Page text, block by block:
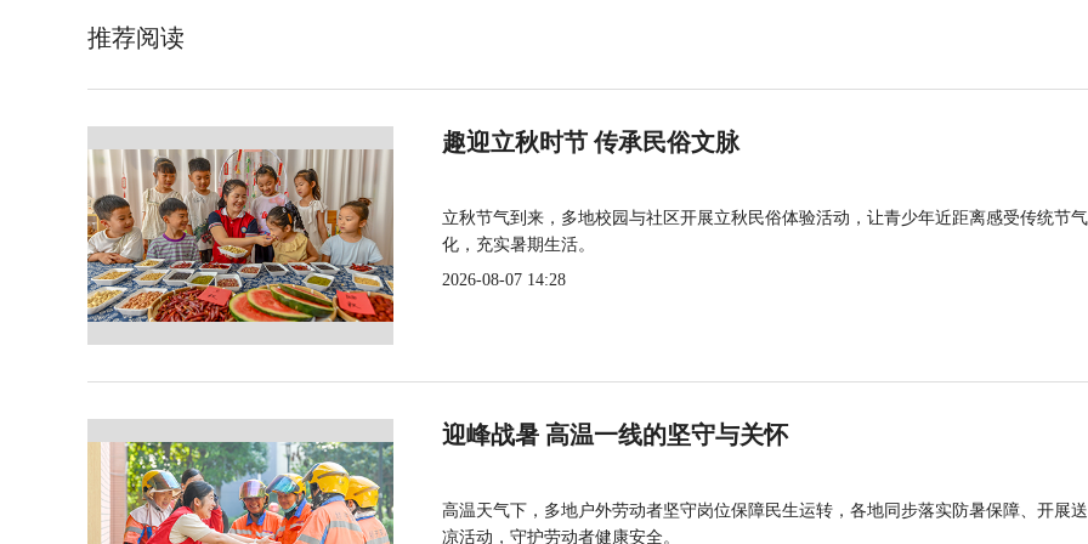
推荐阅读
趣迎立秋时节 传承民俗文脉
立秋节气到来，多地校园与社区开展立秋民俗体验活动，让青少年近距离感受传统节
化，充实暑期生活。
2026-08-07 14:28
迎峰战暑 高温一线的坚守与关怀
高温天气下，多地户外劳动者坚守岗位保障民生运转，各地同步落实防暑保障、开展
凉活动，守护劳动者健康安全。